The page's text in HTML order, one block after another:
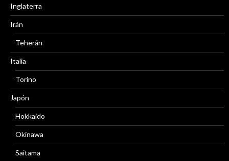
Inglaterra
Irán
Teherán
Italia
Torino
Japón
Hokkaido
Okinawa
Saitama